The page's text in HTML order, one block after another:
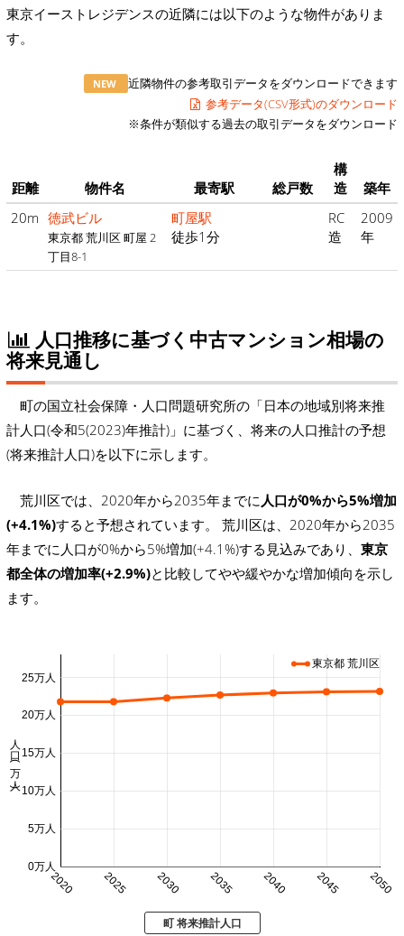
東京イーストレジデンスの近隣には以下のような物件がありま
す。
NEW
近隣物件の参考取引データをダウンロードできます
参考データ(CSV形式)のダウンロード
※条件が類似する過去の取引データをダウンロード
距離 物件名 最寄駅 総戸数
構
造
築年
20m 徳武ビル
東京都 荒川区 町屋 2
丁目8-1
町屋駅
徒歩1分
RC
造
2009
年
人口推移に基づく中古マンション相場の
将来見通し
町の国立社会保障・人口問題研究所の「日本の地域別将来推
計人口(令和5(2023)年推計)」に基づく、将来の人口推計の予想
(将来推計人口)を以下に示します。
荒川区では、2020年から2035年までに 人口が0%から5%増加
(+4.1%)すると予想されています。 荒川区は、2020年から2035
年までに人口が0%から5%増加(+4.1%)する見込みであり、 東京
都全体の増加率(+2.9%)と比較してやや緩やかな増加傾向を示し
ます。
2020 2025 2030 2035 2040 2045 2050
0万人
5万人
10万人
15万人
20万人
25万人
人口 (万人)
東京都 荒川区
町 将来推計人口